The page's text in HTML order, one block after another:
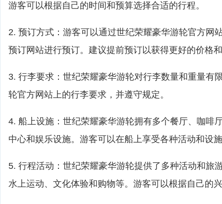
游客可以根据自己的时间和预算选择合适的行程。
2. 预订方式：游客可以通过世纪荣耀豪华游轮官方网
预订网站进行预订。建议提前预订以获得更好的价格
3. 行李要求：世纪荣耀豪华游轮对行李数量和重量有
轮官方网站上的行李要求，并遵守规定。
4. 船上设施：世纪荣耀豪华游轮拥有多个餐厅、咖啡
中心和娱乐设施。游客可以在船上享受各种活动和设
5. 行程活动：世纪荣耀豪华游轮提供了多种活动和旅
水上运动、文化体验和购物等。游客可以根据自己的